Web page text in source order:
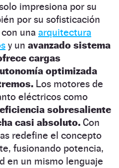
impresiona por su
por su sofisticación
una arquitectura
y un avanzado sistema
cargas
optimizada
Los motores de
eléctricos como
eficiencia sobresaliente
casi absoluto. Con
redefine el concepto
fusionando potencia,
en un mismo lenguaje